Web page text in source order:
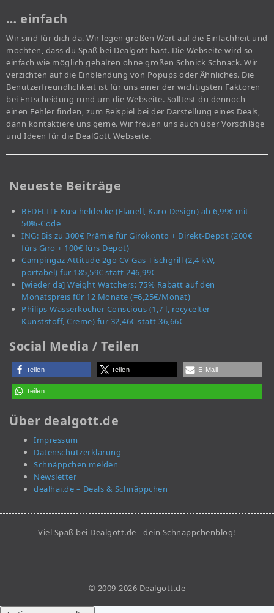
… einfach
Wir sind für dich da. Wir legen großen Wert auf die Einfachheit und
möchten, dass du Spaß bei Dealgott hast. Die Webseite wird so
einfach wie möglich gehalten ohne großen Schnick Schnack. Wir
verzichten auf die Einblendung von Popups oder Ähnliches. Die
Benutzerfreundlichkeit ist für uns einer der wichtigsten Faktoren
bei Entscheidung rund um die Webseite. Solltest du dennoch
einen Fehler finden, zum Beispiel bei der Darstellung eines Deals,
dann kontaktiere uns gerne. Wir freuen uns auch über Vorschläge
und Ideen für die DealGott Webseite.
Neueste Beiträge
BEDELITE Kuscheldecke (Flanell, Karo-Design) ab 6,99€ mit
50%-Code
ING: Bis zu 300€ Prämie für Girokonto + Direkt-Depot (200€
fürs Giro + 100€ fürs Depot)
Campingaz Attitude 2go CV Gas-Tischgrill (2,4 kW,
portabel) für 185,59€ statt 246,99€
[wieder da] Weight Watchers: 75% Rabatt auf den
Monatspreis für 12 Monate (=6,25€/Monat)
Philips Wasserkocher Conscious (1,7 l, recycelter
Kunststoff, Creme) für 32,46€ statt 36,66€
Social Media / Teilen
teilen teilen E-Mail
teilen
Über dealgott.de
Impressum
Datenschutzerklärung
Schnäppchen melden
Newsletter
dealhai.de – Deals & Schnäppchen
Viel Spaß bei Dealgott.de - dein Schnäppchenblog!
© 2009-2026 Dealgott.de